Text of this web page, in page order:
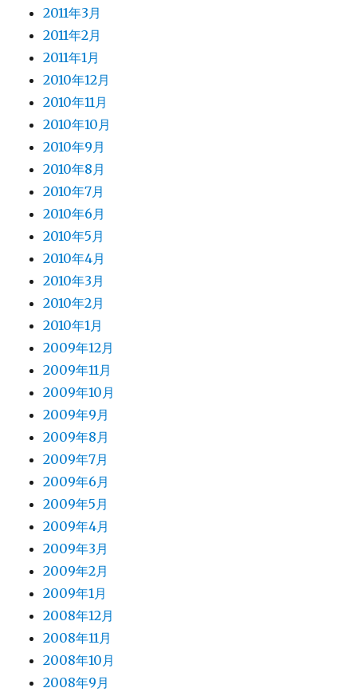
2011年3月
2011年2月
2011年1月
2010年12月
2010年11月
2010年10月
2010年9月
2010年8月
2010年7月
2010年6月
2010年5月
2010年4月
2010年3月
2010年2月
2010年1月
2009年12月
2009年11月
2009年10月
2009年9月
2009年8月
2009年7月
2009年6月
2009年5月
2009年4月
2009年3月
2009年2月
2009年1月
2008年12月
2008年11月
2008年10月
2008年9月